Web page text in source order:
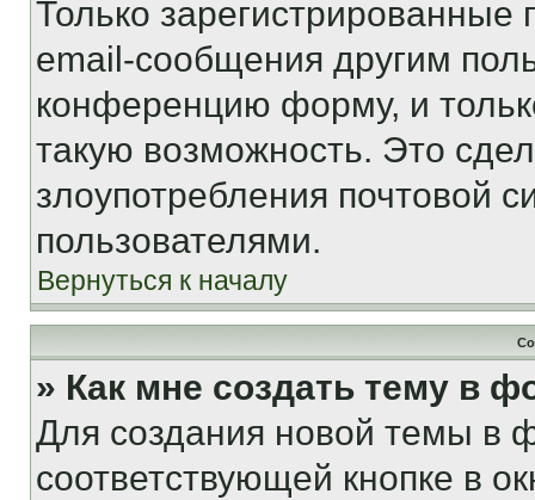
Только зарегистрированные
email-сообщения другим
конференцию форму, и
такую возможность. Это
злоупотребления почтовой
пользователями.
Вернуться к началу
» Как мне создать тему в
Для создания новой темы в
соответствующей кнопке в